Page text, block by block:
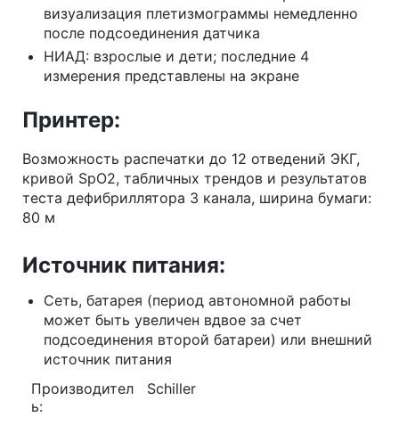
визуализация плетизмограммы немедленно
после подсоединения датчика
НИАД: взрослые и дети; последние 4
измерения представлены на экране
Принтер:
Возможность распечатки до 12 отведений ЭКГ,
кривой SpO2, табличных трендов и результатов
теста дефибриллятора 3 канала, ширина бумаги:
80 м
Источник питания:
Сеть, батарея (период автономной работы
может быть увеличен вдвое за счет
подсоединения второй батареи) или внешний
источник питания
Производител
ь:
Schiller